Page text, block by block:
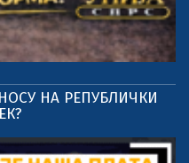
НА РЕПУБЛИЧКИ